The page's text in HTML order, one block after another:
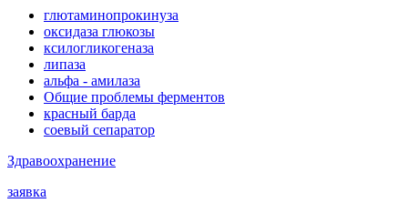
глютаминопрокинуза
оксидаза глюкозы
ксилогликогеназа
липаза
альфа - амилаза
Общие проблемы ферментов
красный барда
соевый сепаратор
Здравоохранение
заявка